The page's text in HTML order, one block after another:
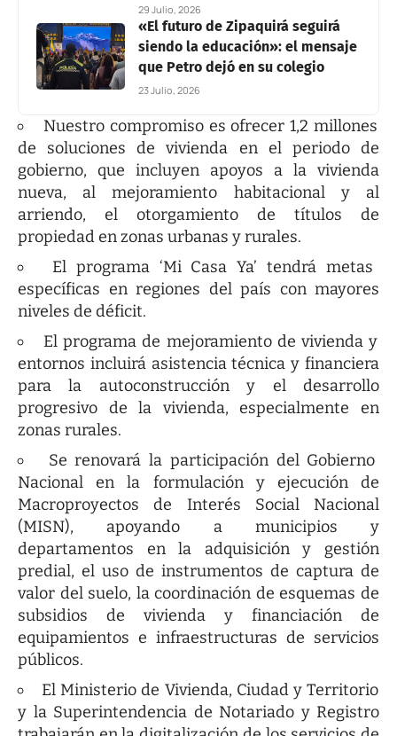
29 Julio, 2026
«El futuro de Zipaquirá seguirá
siendo la educación»: el mensaje
que Petro dejó en su colegio
23 Julio, 2026
Nuestro compromiso es ofrecer 1,2 millones
de soluciones de vivienda en el periodo de
gobierno, que incluyen apoyos a la vivienda
nueva, al mejoramiento habitacional y al
arriendo, el otorgamiento de títulos de
propiedad en zonas urbanas y rurales.
El programa ‘Mi Casa Ya’ tendrá metas
específicas en regiones del país con mayores
niveles de déficit.
El programa de mejoramiento de vivienda y
entornos incluirá asistencia técnica y financiera
para la autoconstrucción y el desarrollo
progresivo de la vivienda, especialmente en
zonas rurales.
Se renovará la participación del Gobierno
Nacional en la formulación y ejecución de
Macroproyectos de Interés Social Nacional
(MISN), apoyando a municipios y
departamentos en la adquisición y gestión
predial, el uso de instrumentos de captura de
valor del suelo, la coordinación de esquemas de
subsidios de vivienda y financiación de
equipamientos e infraestructuras de servicios
públicos.
El Ministerio de Vivienda, Ciudad y Territorio
y la Superintendencia de Notariado y Registro